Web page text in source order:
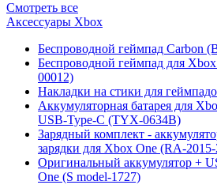
Смотреть все
Аксессуары Xbox
Беспроводной геймпад Carbon
Беспроводной геймпад для
00012)
Накладки на стики для
Аккумуляторная батарея для
USB-Type-C (TYX-0634B)
Зарядный комплект -
зарядки для Xbox One (RA-
Оригинальный аккумулятор +
One (S model-1727)